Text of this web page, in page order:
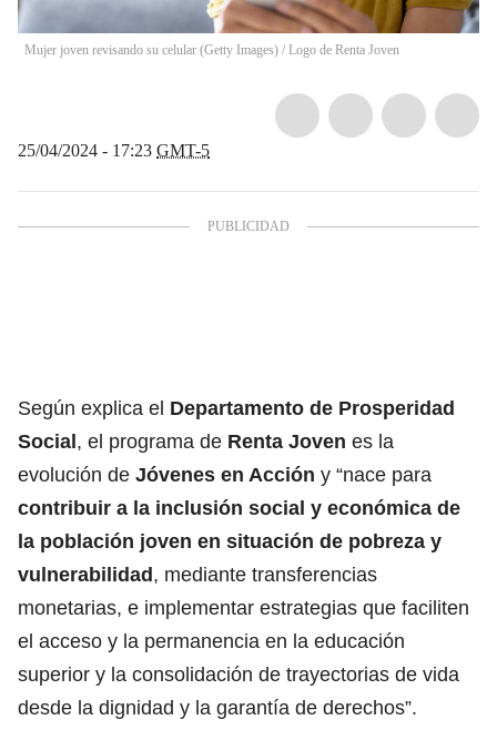
Mujer joven revisando su celular (Getty Images) / Logo de Renta Joven
25/04/2024 - 17:23 GMT-5
Según explica el Departamento de Prosperidad
Social, el programa de Renta Joven es la
evolución de Jóvenes en Acción y “nace para
contribuir a la inclusión social y económica de
la población joven en situación de pobreza y
vulnerabilidad, mediante transferencias
monetarias, e implementar estrategias que faciliten
el acceso y la permanencia en la educación
superior y la consolidación de trayectorias de vida
desde la dignidad y la garantía de derechos”.